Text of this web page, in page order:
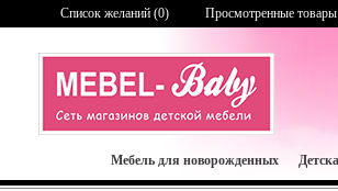
Список желаний (0) Просмотренные
Мебель для новорожденных